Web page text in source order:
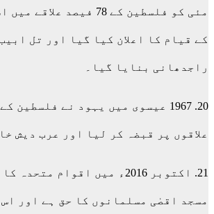
مئی کو فلسطین کے 78 فیصد
کے قیام کا اعلان کیا گیا اور تل
راجدھانی بنایا گیا۔
20. 1967 عیسوی میں یہود نے
علاقوں پر قبضہ کر لیا اور عرب دیش
21. اکتوبر 2016ء میں اقوام
مسجد اقصٰی مسلمانوں کا حق ہے اور اس